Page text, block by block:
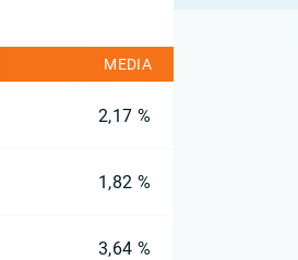
MEDIA
2,17 %
1,82 %
3,64 %